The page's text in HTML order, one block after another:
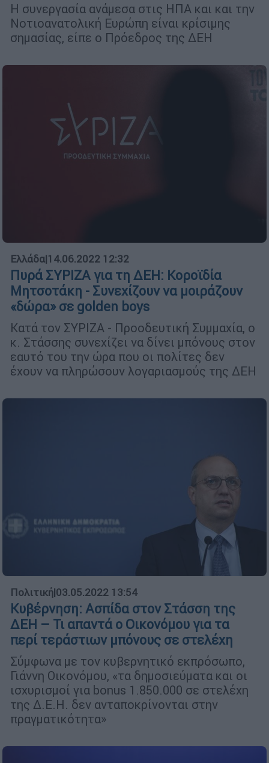
Η συνεργασία ανάμεσα στις ΗΠΑ και και την
Νοτιοανατολική Ευρώπη είναι κρίσιμης
σημασίας, είπε ο Πρόεδρος της ΔΕΗ
Ελλάδα|14.06.2022 12:32
Πυρά ΣΥΡΙΖΑ για τη ΔΕΗ: Κοροϊδία
Μητσοτάκη - Συνεχίζουν να μοιράζουν
«δώρα» σε golden boys
Κατά τον ΣΥΡΙΖΑ - Προοδευτική Συμμαχία, ο
κ. Στάσσης συνεχίζει να δίνει μπόνους στον
εαυτό του την ώρα που οι πολίτες δεν
έχουν να πληρώσουν λογαριασμούς της ΔΕΗ
Πολιτική|03.05.2022 13:54
Κυβέρνηση: Ασπίδα στον Στάσση της
ΔΕΗ – Τι απαντά ο Οικονόμου για τα
περί τεράστιων μπόνους σε στελέχη
Σύμφωνα με τον κυβερνητικό εκπρόσωπο,
Γιάννη Οικονόμου, «τα δημοσιεύματα και οι
ισχυρισμοί για bonus 1.850.000 σε στελέχη
της Δ.Ε.Η. δεν ανταποκρίνονται στην
πραγματικότητα»